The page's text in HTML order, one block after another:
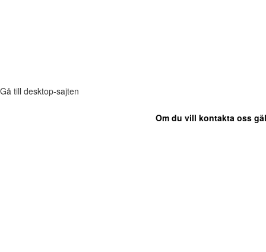
Gå till desktop-sajten
Om du vill kontakta oss